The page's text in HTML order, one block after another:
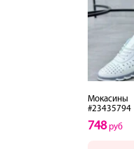
Мокасины
#23435794
748руб